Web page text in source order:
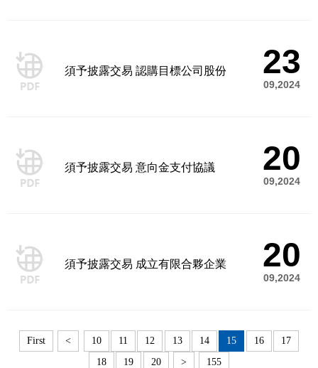
須予披露交易 認購目標公司股份 23
09,2024
須予披露交易 意向金支付協議 20
09,2024
須予披露交易 成立有限合夥企業 20
09,2024
First < 10 11 12 13 14 15 16
17
18
19 20 > 155